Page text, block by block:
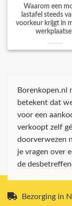
Waarom een
lastafel steeds
voorkeur krijgt in
Borenkopen.nl
betekent dat
voor een
verkoopt zelf
doorverwezen
je vragen over
de
Bezorging in